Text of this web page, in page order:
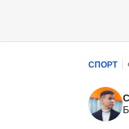
СПОРТ